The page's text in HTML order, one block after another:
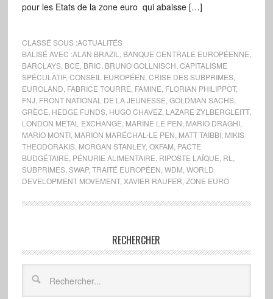
pour les Etats de la zone euro qui abaisse […]
CLASSÉ SOUS :ACTUALITÉS
BALISÉ AVEC :ALAN BRAZIL BANQUE CENTRALE EUROPÉENNE
BARCLAYS, BCE BRIC BRUNO GOLLNISCH CAPITALISME
SPÉCULATIF, CONSEIL EUROPÉEN CRISE DES SUBPRIMES,
EUROLAND FABRICE TOURRE FAMINE FLORIAN PHILIPPOT,
FNJ FRONT NATIONAL DE LA JEUNESSE GOLDMAN SACHS,
GRÈCE HEDGE FUNDS, HUGO CHAVEZ, LAZARE ZYLBERGLEITT,
LONDON METAL EXCHANGE MARINE LE PEN MARIO DRAGHI,
MARIO MONTI, MARION MARÉCHAL-LE PEN MATT TAIBBI, MIKIS
THEODORAKIS, MORGAN STANLEY, OXFAM PACTE
BUDGÉTAIRE PÉNURIE ALIMENTAIRE RIPOSTE LAÏQUE RL
SUBPRIMES, SWAP, TRAITÉ EUROPÉEN WDM WORLD
DEVELOPMENT MOVEMENT, XAVIER RAUFER ZONE EURO
RECHERCHER